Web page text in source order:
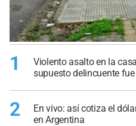
1
Violento asalto en la
supuesto delincuente
2
En vivo: así cotiza el
en Argentina